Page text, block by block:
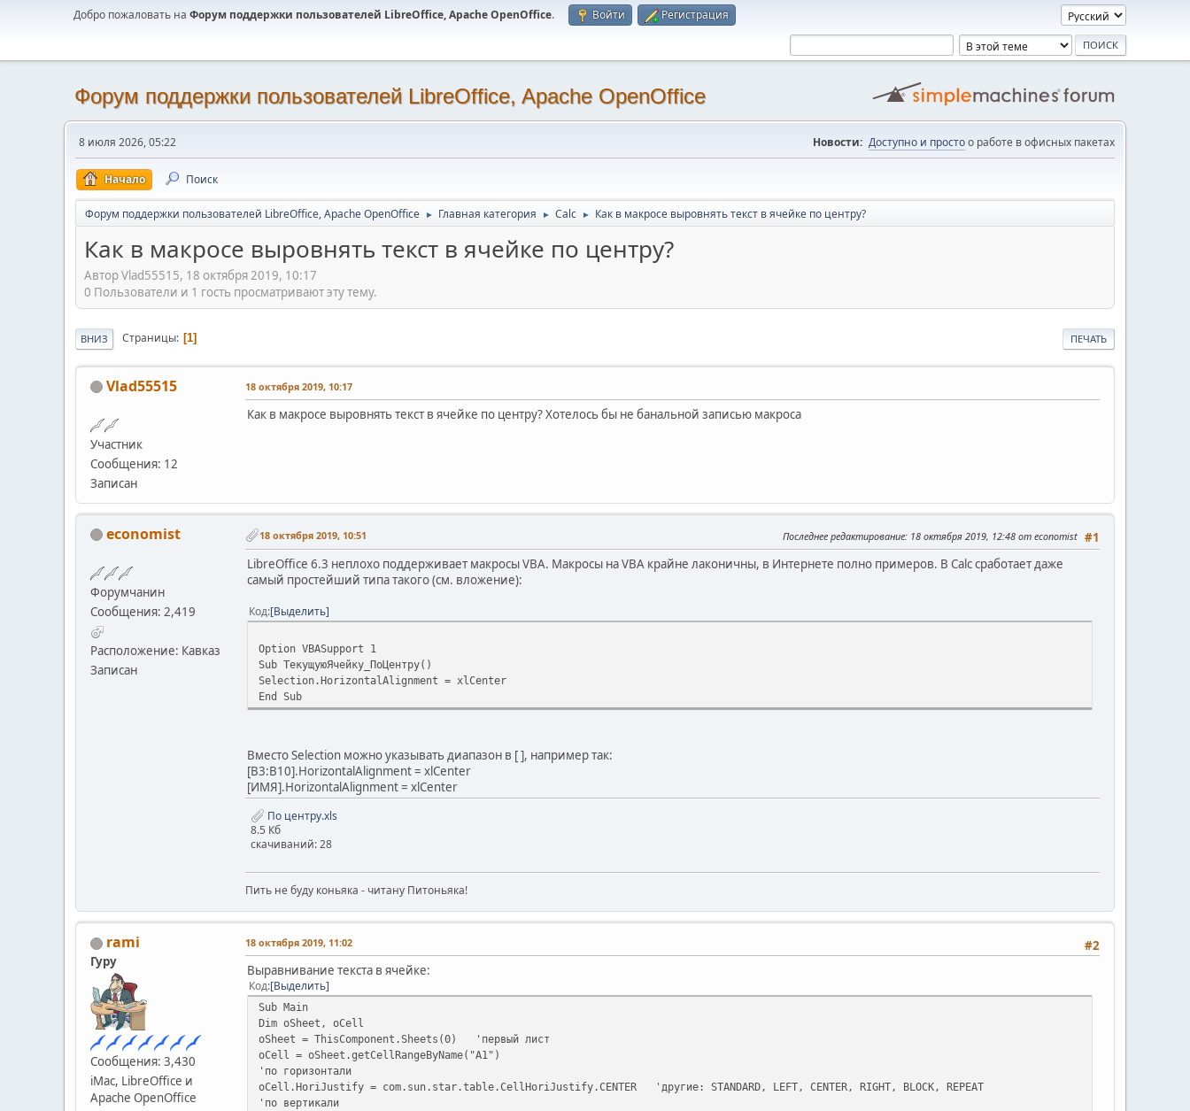
Добро пожаловать на Форум поддержки пользователей LibreOffice, Apache OpenOffice. Войти Регистрация
Форум поддержки пользователей LibreOffice, Apache OpenOffice
8 июля 2026, 05:22 Новости: Доступно и простоо работе в офисных пакетах
Начало Поиск
Форум поддержки пользователей LibreOffice, Apache OpenOffice ► Главная категория ► Calc ► Как в макросе выровнять текст в ячейке по центру?
Как в макросе выровнять текст в ячейке по центру?
Автор Vlad55515, 18 октября 2019, 10:17
0 Пользователи и 1 гость просматривают эту тему.
ПЕЧАТЬ
ВНИЗ Страницы 1
Vlad55515
Участник
Сообщения: 12
Записан
18 октября 2019, 10:17
Как в макросе выровнять текст в ячейке по центру? Хотелось бы не банальной записью макроса
economist
Форумчанин
Сообщения: 2,419
Расположение: Кавказ
Записан
#1
18 октября 2019, 10:51 Последнее редактирование: 18 октября 2019, 12:48 от economist
LibreOffice 6.3 неплохо поддерживает макросы VBA. Макросы на VBA крайне лаконичны, в Интернете полно примеров. В Calc cработает даже
самый простейший типа такого (см. вложение):
Код Выделить
Option VBASupport 1
Sub ТекущуюЯчейку_ПоЦентру()
Selection.HorizontalAlignment = xlCenter
End Sub
Вместо Selection можно указывать диапазон в [ ], например так:
[B3:B10].HorizontalAlignment = xlCenter
[ИМЯ].HorizontalAlignment = xlCenter
По центру.xls
8.5 Кб
скачиваний: 28
Пить не буду коньяка - читану Питоньяка!
rami
Гуру
Сообщения: 3,430
iMac, LibreOffice и
Apache OpenOffice
#2
18 октября 2019, 11:02
Выравнивание текста в ячейке:
Код Выделить
Sub Main
Dim oSheet, oCell
oSheet = ThisComponent.Sheets(0) 'первый лист
oCell = oSheet.getCellRangeByName("A1")
'по горизонтали
oCell.HoriJustify = com.sun.star.table.CellHoriJustify.CENTER 'другие: STANDARD, LEFT, CENTER, RIGHT, BLOCK, REPEAT
'по вертикали